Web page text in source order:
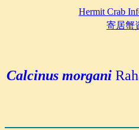
Hermit Crab
寄居蟹
Calcinus morgani